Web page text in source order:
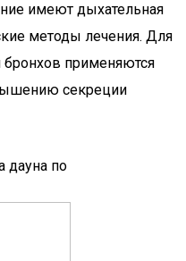
имеют дыхательная
методы лечения. Для
применяются
секреции
дауна по